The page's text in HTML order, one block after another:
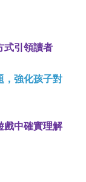
式引領讀者
，強化孩子對
戲中確實理解